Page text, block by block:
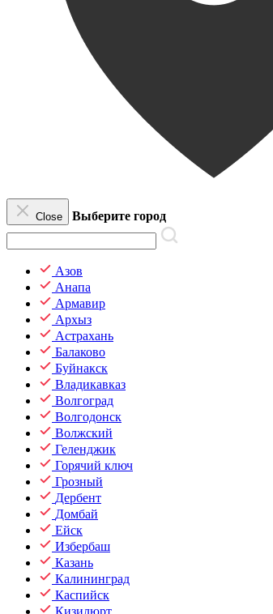
Close Выберите город
Азов
Анапа
Армавир
Архыз
Астрахань
Балаково
Буйнакск
Владикавказ
Волгоград
Волгодонск
Волжский
Геленджик
Горячий ключ
Грозный
Дербент
Домбай
Ейск
Избербаш
Казань
Калининград
Каспийск
Кизилюрт